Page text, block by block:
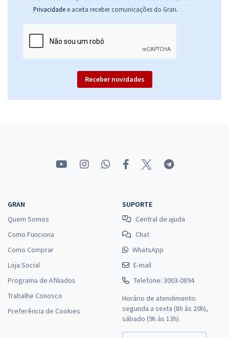
Privacidade e aceita receber comunicações do Gran.
Receber novidades
GRAN
Quem Somos
Como Funciona
Como Comprar
Loja Social
Programa de Afiliados
Trabalhe Conosco
Preferência de Cookies
SUPORTE
Central de ajuda
Chat
WhatsApp
E-mail
Telefone: 3003-0894
Horário de atendimento:
segunda a sexta (8h às 20h),
sábado (9h às 13h).